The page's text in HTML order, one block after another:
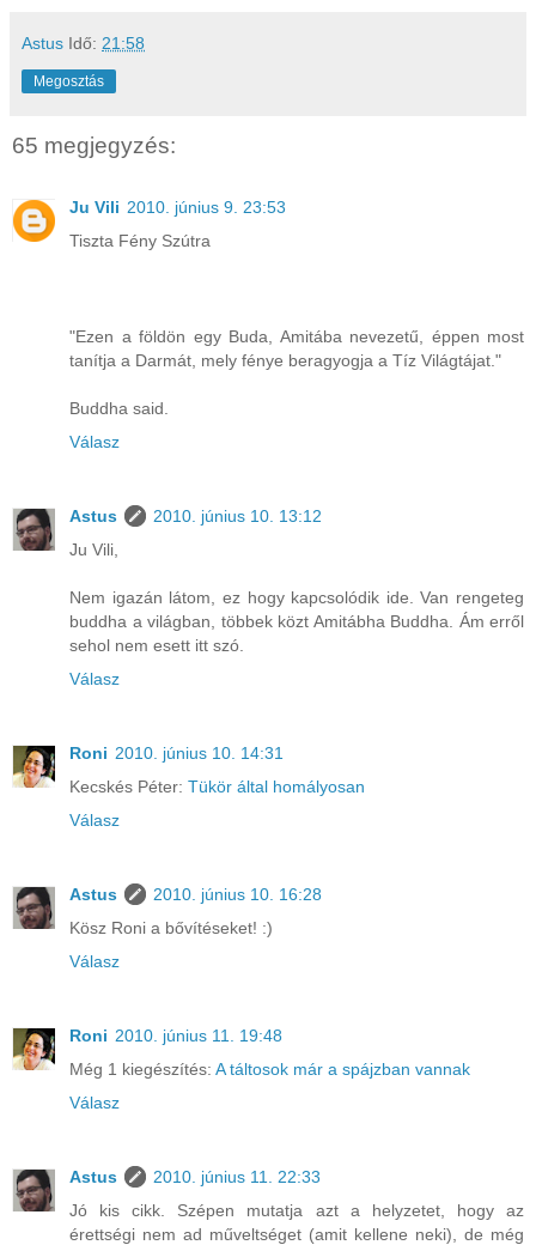
Astus Idő: 21:58
Megosztás
65 megjegyzés:
Ju Vili 2010. június 9. 23:53
Tiszta Fény Szútra
"Ezen a földön egy Buda, Amitába nevezetű, éppen most
tanítja a Darmát, mely fénye beragyogja a Tíz Világtájat."
Buddha said.
Válasz
Astus
2010. június 10. 13:12
Ju Vili,
Nem igazán látom, ez hogy kapcsolódik ide. Van rengeteg
buddha a világban, többek közt Amitábha Buddha. Ám erről
sehol nem esett itt szó.
Válasz
Roni 2010. június 10. 14:31
Kecskés Péter: Tükör által homályosan
Válasz
Astus
2010. június 10. 16:28
Kösz Roni a bővítéseket! :)
Válasz
Roni 2010. június 11. 19:48
Még 1 kiegészítés: A táltosok már a spájzban vannak
Válasz
Astus
2010. június 11. 22:33
Jó kis cikk. Szépen mutatja azt a helyzetet, hogy az
érettségi nem ad műveltséget (amit kellene neki), de még